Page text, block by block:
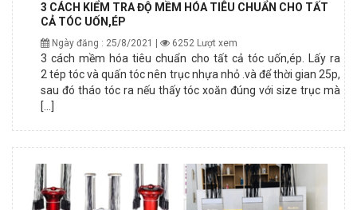
3 CÁCH KIỂM TRA ĐỘ MỀM HÓA TIÊU CHUẨN CHO TẤT
CẢ TÓC UỐN,ÉP
Ngày đăng : 25/8/2021 | 6252 Lượt xem
3 cách mềm hóa tiêu chuẩn cho tất cả tóc uốn,ép. Lấy ra
2 tép tóc và quấn tóc nên trục nhựa nhỏ .và để thời gian 25p,
sau đó tháo tóc ra nếu thấy tóc xoăn đúng với size trục mà
[...]